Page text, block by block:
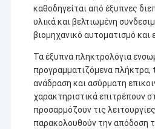
καθοδηγείται από έξυπνες
υλικά και βελτιωμένη
βιομηχανικό αυτοματισμό
Τα έξυπνα πληκτρολόγια
προγραμματιζόμενα πλήκτρα,
ανάδραση και ασύρματη
χαρακτηριστικά επιτρέπουν
προσαρμόζουν τις
παρακολουθούν την απόδοση